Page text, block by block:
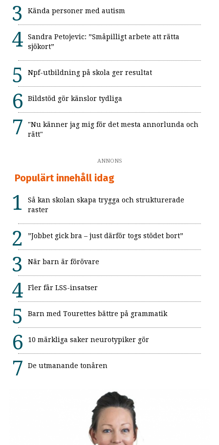
Kända personer med autism
Sandra Petojevic: ”Småpilligt arbete att rätta
sjökort”
Npf-utbildning på skola ger resultat
Bildstöd gör känslor tydliga
"Nu känner jag mig för det mesta annorlunda och
rätt"
ANNONS
Populärt innehåll idag
Så kan skolan skapa trygga och strukturerade
raster
”Jobbet gick bra – just därför togs stödet bort”
När barn är förövare
Fler får LSS-insatser
Barn med Tourettes bättre på grammatik
10 märkliga saker neurotypiker gör
De utmanande tonåren